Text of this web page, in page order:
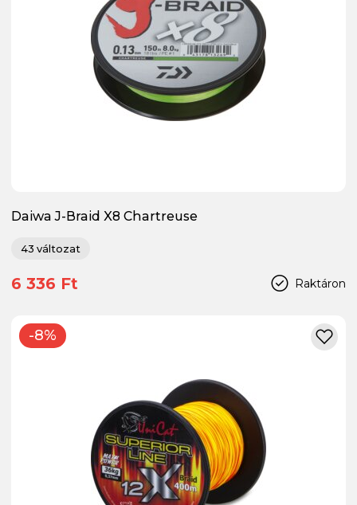
Daiwa J-Braid X8 Chartreuse
43 változat
Raktáron
6 336 Ft
-8%